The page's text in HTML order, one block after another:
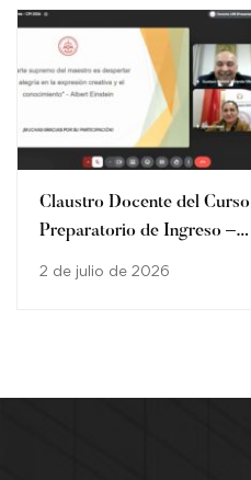
Claustro Docente del Curso
Preparatorio de Ingreso –
2 de julio de 2026